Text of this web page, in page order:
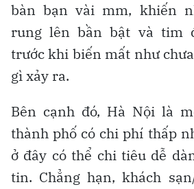
bàn bạn vài mm, khiến
rung lên bần bật và tim
trước khi biến mất như
gì xảy ra.
Bên cạnh đó, Hà Nội là
thành phố có chi phí thấp
ở đây có thể chi tiêu dễ
tin. Chẳng hạn, khách